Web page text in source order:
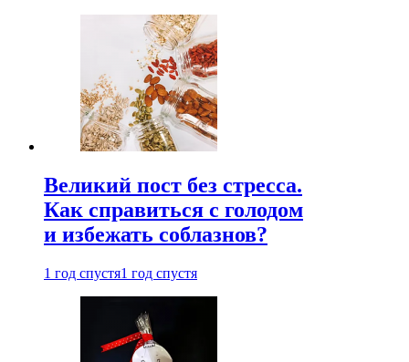
Великий пост без стресса.
Как справиться с голодом
и избежать соблазнов?
1 год спустя1 год спустя